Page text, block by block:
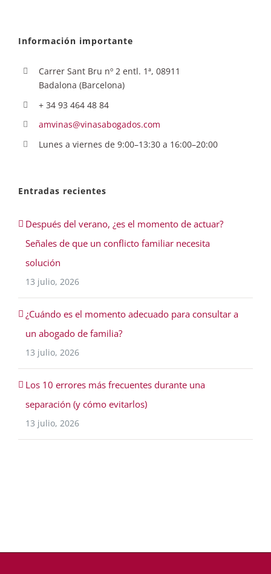
Información importante
Carrer Sant Bru nº 2 entl. 1ª, 08911
Badalona (Barcelona)
+ 34 93 464 48 84
amvinas@vinasabogados.com
Lunes a viernes de 9:00–13:30 a 16:00–20:00
Entradas recientes
Después del verano, ¿es el momento de actuar?
Señales de que un conflicto familiar necesita
solución
13 julio, 2026
¿Cuándo es el momento adecuado para consultar a
un abogado de familia?
13 julio, 2026
Los 10 errores más frecuentes durante una
separación (y cómo evitarlos)
13 julio, 2026